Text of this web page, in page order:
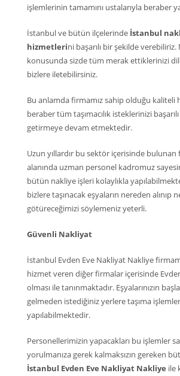
işlemlerinin tamamını ustalarıyla beraber
İstanbul ve bütün ilçelerinde İstanbul
hizmetlerini başarılı bir şekilde verebiliriz.
konusunda sizde tüm merak ettiklerinizi
bizlere iletebilirsiniz.
Bu anlamda firmamız sahip olduğu kaliteli
beraber tüm taşımacılık isteklerinizi
getirmeye devam etmektedir.
Uzun yıllardır bu sektör içerisinde bulunan
alanında uzman personel kadromuz
bütün nakliye işleri kolaylıkla
bizlere taşınacak eşyaların nereden alınıp
götüreceğimizi söylemeniz yeterli.
Güvenli Nakliyat
İstanbul Evden Eve Nakliyat Nakliye
hizmet veren diğer firmalar içerisinde
olması ile tanınmaktadır. Eşyalarınızın
gelmeden istediğiniz yerlere taşıma
yapılabilmektedir.
Personellerimizin yapacakları bu işlemler
yorulmanıza gerek kalmaksızın gereken
İstanbul Evden Eve Nakliyat Nakliye ile